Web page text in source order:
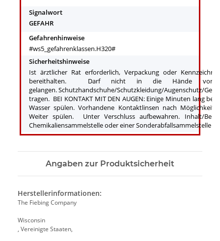
Signalwort
GEFAHR
Gefahrenhinweise
#ws5_gefahrenklassen.H320#
Sicherheitshinweise
Ist ärztlicher Rat erforderlich, Verpackung oder
bereithalten. Darf nicht in die Hände von
gelangen. Schutzhandschuhe/Schutzkleidung/Augenschutz/
tragen. BEI KONTAKT MIT DEN AUGEN: Einige Minuten lang
Wasser spülen. Vorhandene Kontaktlinsen nach Möglichkeit
Weiter spülen. Unter Verschluss aufbewahren. Inhalt/
Chemikaliensammelstelle oder einer Sonderabfallsammelstelle
Angaben zur Produktsicherheit
Herstellerinformationen:
The Fiebing Company
Wisconsin
, Vereinigte Staaten,